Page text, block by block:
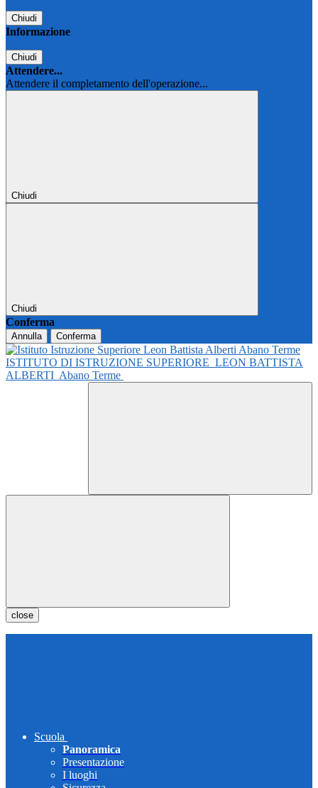
Chiudi
Informazione
Chiudi
Attendere...
Attendere il completamento dell'operazione...
Chiudi
Chiudi
Conferma
Annulla Conferma
ISTITUTO DI ISTRUZIONE SUPERIORE LEON BATTISTA
ALBERTI Abano Terme
close
Scuola
Panoramica
Presentazione
I luoghi